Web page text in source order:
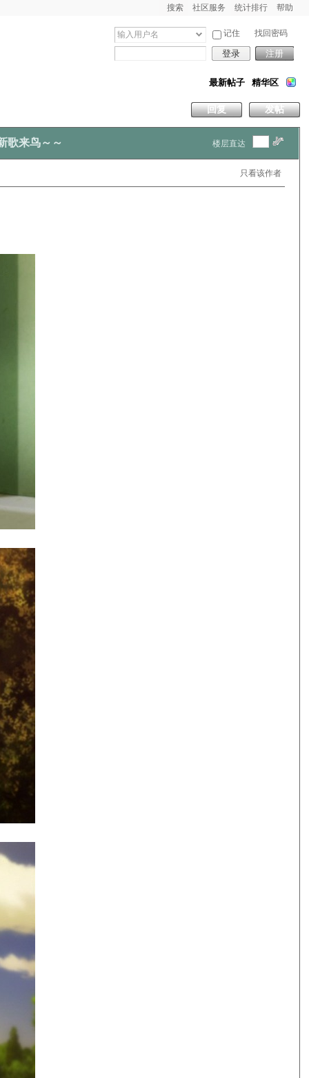
搜索 社区服务 统计排行 帮助
记住 找回密码
登录 注册
最新帖子 精华区
发帖
回复
歌来鸟～～ 楼层直达
只看该作者